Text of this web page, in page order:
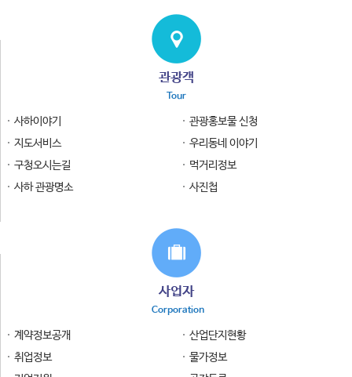
관광객
Tour
사하이야기
관광홍보물 신청
지도서비스
우리동네 이야기
구청오시는길
먹거리정보
사하 관광명소
사진첩
사업자
Corporation
계약정보공개
산업단지현황
취업정보
물가정보